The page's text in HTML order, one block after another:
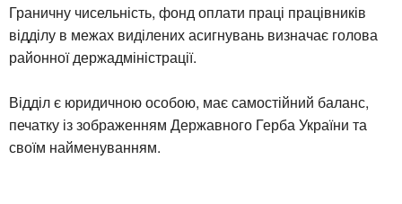
Граничну чисельність, фонд оплати праці працівників
відділу в межах виділених асигнувань визначає голова
районної держадміністрації.
Відділ є юридичною особою, має самостійний баланс,
печатку із зображенням Державного Герба України та
своїм найменуванням.